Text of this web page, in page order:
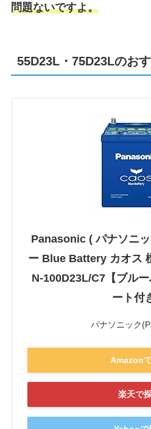
問題ないですよ。
55D23L・75D23Lのお
Panasonic ( パナソニ
ー Blue Battery カオス
N-100D23L/C7【ブル
ート付
パナソニック
Amazon
楽天で